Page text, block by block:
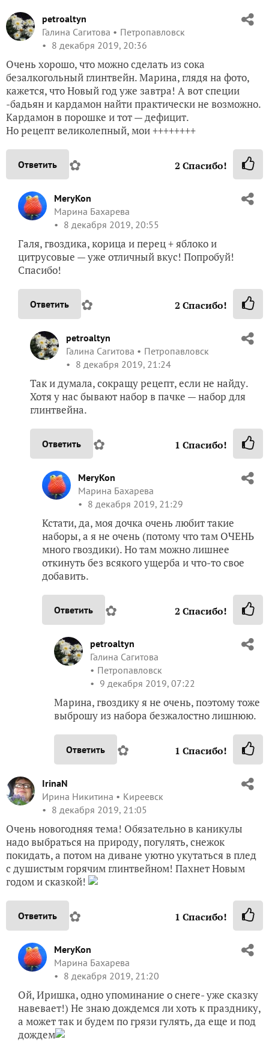
petroaltyn
Галина Сагитова
Петропавловск
8 декабря 2019, 20:36
Очень хорошо, что можно сделать из сока
безалкогольный глинтвейн. Марина, глядя на фото,
кажется, что Новый год уже завтра! А вот специи
-бадьян и кардамон найти практически не возможно.
Кардамон в порошке и тот — дефицит.
Но рецепт великолепный, мои ++++++++
Ответить ✿ 2 Спасибо!
MeryKon
Марина Бахарева
8 декабря 2019, 20:55
Галя, гвоздика, корица и перец + яблоко и
цитрусовые — уже отличный вкус! Попробуй!
Спасибо!
Ответить ✿ 2 Спасибо!
petroaltyn
Галина Сагитова
Петропавловск
8 декабря 2019, 21:24
Так и думала, сокращу рецепт, если не найду.
Хотя у нас бывают набор в пачке — набор для
глинтвейна.
Ответить ✿ 1 Спасибо!
MeryKon
Марина Бахарева
8 декабря 2019, 21:29
Кстати, да, моя дочка очень любит такие
наборы, а я не очень (потому что там ОЧЕНЬ
много гвоздики). Но там можно лишнее
откинуть без всякого ущерба и что-то свое
добавить.
Ответить ✿ 2 Спасибо!
petroaltyn
Галина Сагитова
Петропавловск
9 декабря 2019, 07:22
Марина, гвоздику я не очень, поэтому тоже
выброшу из набора безжалостно лишнюю.
Ответить ✿ 1 Спасибо!
IrinaN
Ирина Никитина
Киреевск
8 декабря 2019, 21:05
Очень новогодняя тема! Обязательно в каникулы
надо выбраться на природу, погулять, снежок
покидать, а потом на диване уютно укутаться в плед
с душистым горячим глинтвейном! Пахнет Новым
годом и сказкой!
Ответить ✿ 1 Спасибо!
MeryKon
Марина Бахарева
8 декабря 2019, 21:20
Ой, Иришка, одно упоминание о снеге- уже сказку
навевает!) Не знаю дождемся ли хоть к празднику,
а может так и будем по грязи гулять, да еще и под
дождем